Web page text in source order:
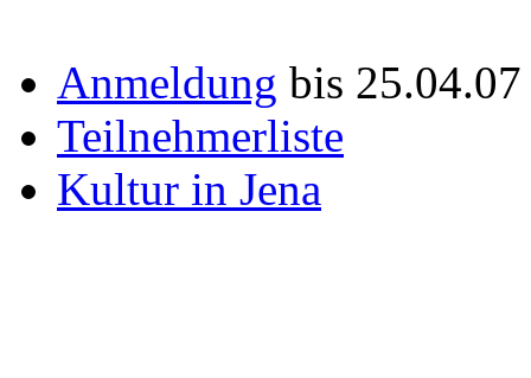
Anmeldung bis
Teilnehmerliste
Kultur in Jena